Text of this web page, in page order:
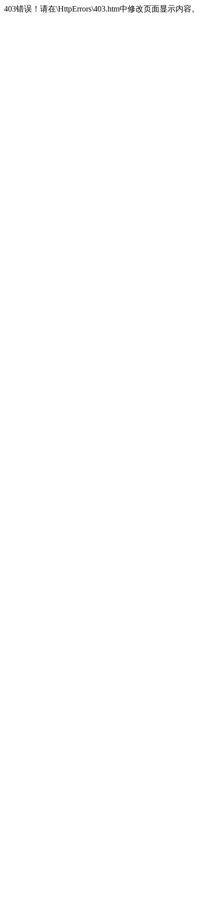
403错误！请在\HttpErrors\403.htm中修改页面显示内容。